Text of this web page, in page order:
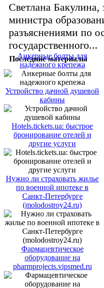
Светлана
министра
разъяснениями по
государственного...
Последние материалы
Анкерные болты для
надежного крепежа
Устройство дачной душевой
кабины
Hotels.tickets.ua: быстрое
бронирование отелей и
другие услуги
Нужно ли страховать жилье
по военной ипотеке в
Санкт-Петербурге
(molodostroy24.ru)
Фармацевтическое
оборудование на
pharmprojects.vipsmed.ru